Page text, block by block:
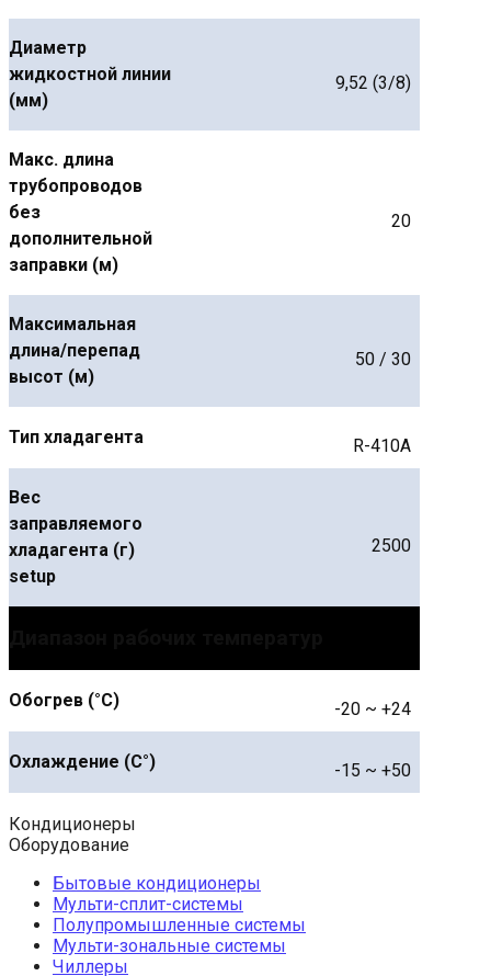
Диаметр
жидкостной линии
(мм)
9,52 (3/8)
Макс. длина
трубопроводов
без
дополнительной
заправки (м)
20
Максимальная
длина/перепад
высот (м)
50 / 30
Тип хладагента R-410A
Вес
заправляемого
хладагента (г)
setup
2500
Обогрев (°С) -20 ~ +24
Охлаждение (С°) -15 ~ +50
Кондиционеры
Оборудование
Бытовые кондиционеры
Мульти-сплит-системы
Полупромышленные системы
Мульти-зональные системы
Чиллеры